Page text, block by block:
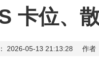
卡位、
2026-05-13 21:13:28 作者